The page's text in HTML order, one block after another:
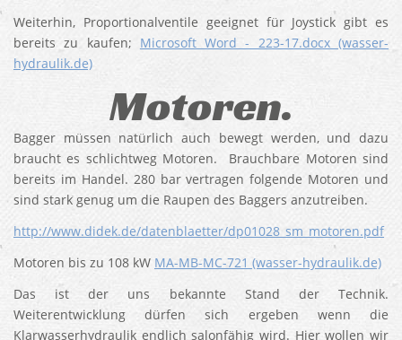
Weiterhin, Proportionalventile geeignet für Joystick gibt es
bereits zu kaufen; Microsoft Word - 223-17.docx (wasser-
hydraulik.de)
Motoren.
Bagger müssen natürlich auch bewegt werden, und dazu
braucht es schlichtweg Motoren. Brauchbare Motoren sind
bereits im Handel. 280 bar vertragen folgende Motoren und
sind stark genug um die Raupen des Baggers anzutreiben.
http://www.didek.de/datenblaetter/dp01028_sm_motoren.pdf
Motoren bis zu 108 kW MA-MB-MC-721 (wasser-hydraulik.de)
Das ist der uns bekannte Stand der Technik.
Weiterentwicklung dürfen sich ergeben wenn die
Klarwasserhydraulik endlich salonfähig wird. Hier wollen wir